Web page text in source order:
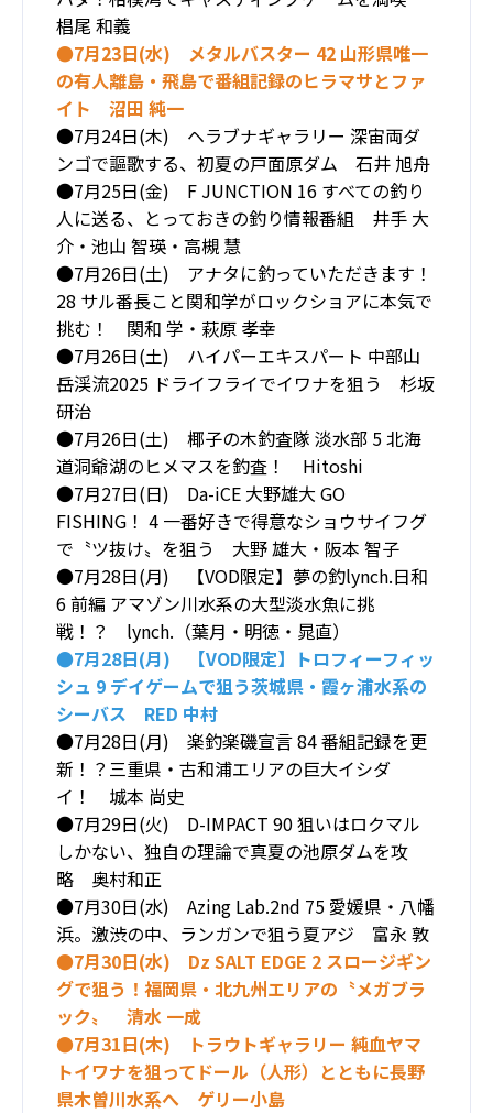
椙尾 和義
●7月23日(水) メタルバスター 42 山形県唯一
の有人離島・飛島で番組記録のヒラマサとファ
イト 沼田 純一
●7月24日(木) ヘラブナギャラリー 深宙両ダ
ンゴで謳歌する、初夏の戸面原ダム 石井 旭舟
●7月25日(金) F JUNCTION 16 すべての釣り
人に送る、とっておきの釣り情報番組 井手 大
介・池山 智瑛・高槻 慧
●7月26日(土) アナタに釣っていただきます！
28 サル番長こと関和学がロックショアに本気で
挑む！ 関和 学 ・萩原 孝幸
●7月26日(土) ハイパーエキスパート 中部山
岳渓流2025 ドライフライでイワナを狙う 杉坂
研治
●7月26日(土) 椰子の木釣査隊 淡水部 5 北海
道洞爺湖のヒメマスを釣査！ Hitoshi
●7月27日(日) Da-iCE 大野雄大 GO
FISHING！ 4 一番好きで得意なショウサイフグ
で〝ツ抜け〟を狙う 大野 雄大・阪本 智子
●7月28日(月) 【VOD限定】夢の釣lynch.日和
6 前編 アマゾン川水系の大型淡水魚に挑
戦！？ lynch.（葉月・明徳・晁直）
●7月28日(月) 【VOD限定】トロフィーフィッ
シュ 9 デイゲームで狙う茨城県・霞ヶ浦水系の
シーバス RED 中村
●7月28日(月) 楽釣楽磯宣言 84 番組記録を更
新！？三重県・古和浦エリアの巨大イシダ
イ！ 城本 尚史
●7月29日(火) D-IMPACT 90 狙いはロクマル
しかない、独自の理論で真夏の池原ダムを攻
略 奥村和正
●7月30日(水) Azing Lab.2nd 75 愛媛県・八幡
浜。激渋の中、ランガンで狙う夏アジ 富永 敦
●7月30日(水) Dz SALT EDGE 2 スロージギン
グで狙う！福岡県・北九州エリアの〝メガブラ
ック〟 清水 一成
●7月31日(木) トラウトギャラリー 純血ヤマ
トイワナを狙ってドール（人形）とともに長野
県木曽川水系へ ゲリー小島